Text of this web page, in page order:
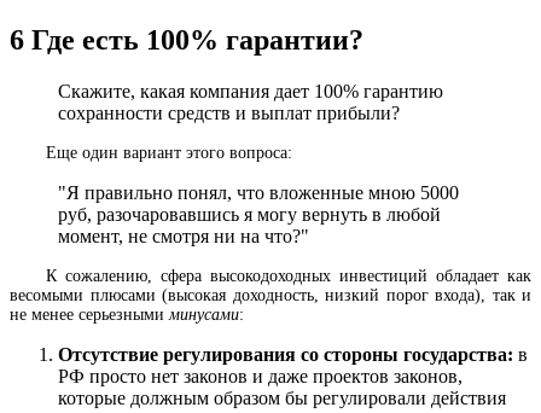
6 Где есть 100% гарантии?
Скажите, какая компания дает 100% гарантию
сохранности средств и выплат прибыли?
Еще один вариант этого вопроса:
"Я правильно понял, что вложенные мною 5000
руб, разочаровавшись я могу вернуть в любой
момент, не смотря ни на что?"
К сожалению, сфера высокодоходных инвестиций обладает как
весомыми плюсами (высокая доходность, низкий порог входа), так и
не менее серьезными минусами:
Отсутствие регулирования со стороны государства: в
РФ просто нет законов и даже проектов законов,
которые должным образом бы регулировали действия